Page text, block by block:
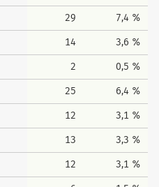
29 7,4 %
14 3,6 %
2 0,5 %
25 6,4 %
12 3,1 %
13 3,3 %
12 3,1 %